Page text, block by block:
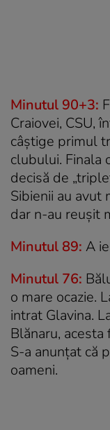
Minutul 90+3:
Craiovei, CSU,
câștige primul
clubului. Finala
decisă de
Sibienii au avut
dar n-au reușit
Minutul 89: A
Minutul 76:
o mare ocazie.
intrat Glavina.
Blănaru,
S-a anunțat că
oameni.